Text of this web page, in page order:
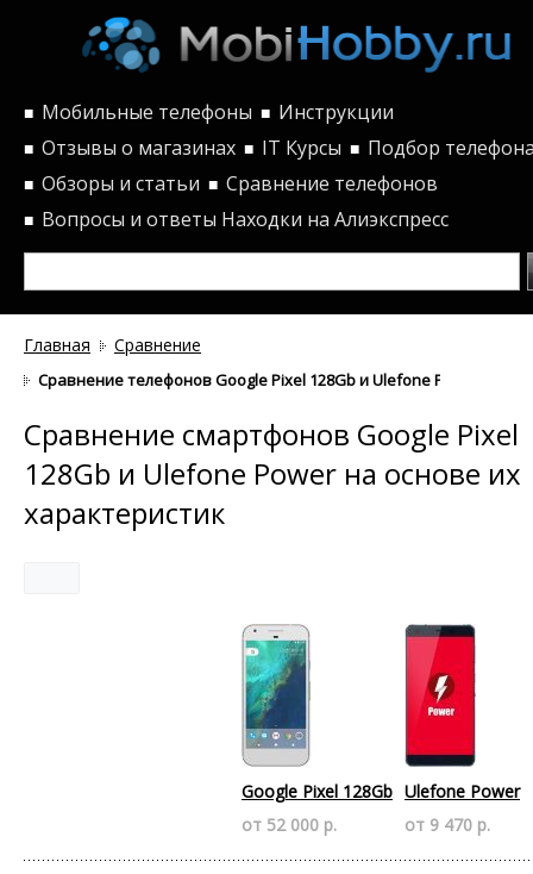
■ Мобильные телефоны ■ Инструкции
■ Отзывы о магазинах ■ IT Курсы ■ Подбор
■ Обзоры и статьи ■ Сравнение телефонов
■ Вопросы и ответы Находки на Алиэкспресс
Главная Сравнение
Сравнение телефонов Google Pixel 128Gb и Ulefone Power по
Сравнение смартфонов Google Pixel
128Gb и Ulefone Power на основе их
характеристик
Google Pixel 128Gb
от 52 000 р.
Ulefone Power
от 9 470 р.